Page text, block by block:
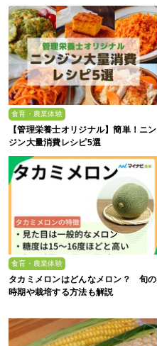
食育・農業体験
【管理栄養士オリジナル】簡単！ニン
ジン大量消費レシピ5選
食育・農業体験
タカミメロンはどんなメロン？ 旬の
時期や栽培する方法も解説